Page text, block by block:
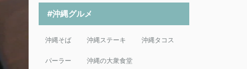
#沖縄グルメ
沖縄そば 沖縄ステーキ 沖縄タコス
パーラー 沖縄の大衆食堂